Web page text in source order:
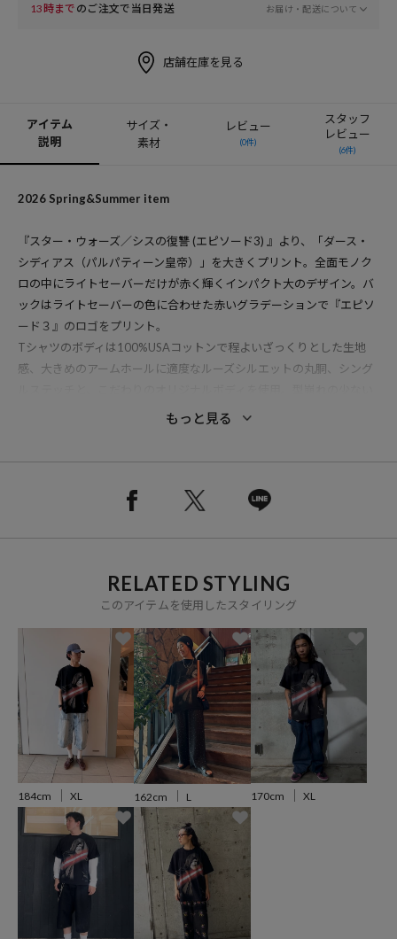
13時まで のご注文で当日発送 お届け・配送について
店舗在庫を見る
アイテム
説明
サイズ・
素材
レビュー
(0件)
スタッフ
レビュー
(6件)
2026 Spring&Summer item
『スター・ウォーズ／シスの復讐 (エピソード3) 』より、「ダース・
シディアス（パルパティーン皇帝）」を大きくプリント。全面モノク
ロの中にライトセーバーだけが赤く輝くインパクト大のデザイン。バ
ックはライトセーバーの色に合わせた赤いグラデーションで『エピソ
ード３』のロゴをプリント。
Tシャツのボディは100%USAコットンで程よいざっくりとした生地
感、大きめのアームホールに適度なルーズシルエットの丸胴、シング
ボディながらも、洗いこむほどに生地表面の味わいが増し、愛着感が
※掲載画像の商品の色味は、屋外や屋内の光の照射や角度により実物
異なる場合もございますので、予めご了承ください。
※着用、お取り扱いの際は、商品についている品質表示とアテンショ
ンタグを必ずご確認下さい。
ブランド説明
もっと見る
RELATED STYLING
このアイテムを使用したスタイリング
184cm XL 162cm L 170cm XL